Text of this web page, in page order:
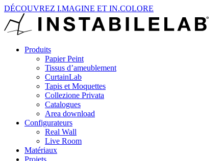
DÉCOUVREZ I.MAGINE ET IN.COLORE
Produits
Papier Peint
Tissus d’ameublement
CurtainLab
Tapis et Moquettes
Collezione Privata
Catalogues
Area download
Configurateurs
Real Wall
Live Room
Matériaux
Projets